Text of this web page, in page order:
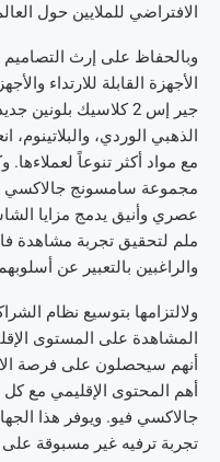
الافتراضي للملايين حول
وبالحفاظ على إرث التصاميم
الأجهزة القابلة للارتداء
جير إس 2 كلاسيك
الذهبي الوردي، والبلاتينوم،
مع مواد أكثر تنوعاً
ملم لتحقيق تجربة مشاهدة
والراغبين بالتعبير عن
ولالتزامها بتوسيع نظام
المشاهدة على المستوى
أنهم سيحصلون على فرصة
أهم المحتوى الإقليمي مع
تجربة ترفيه غير مسبوقة